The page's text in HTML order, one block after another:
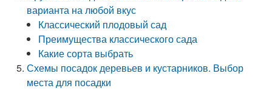
варианта на любой вкус
Классический плодовый сад
Преимущества классического сада
Какие сорта выбрать
Схемы посадок деревьев и кустарников. Выбор
места для посадки